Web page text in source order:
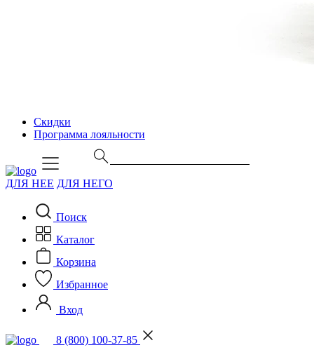
Скидки
Программа лояльности
ДЛЯ НЕЕ ДЛЯ НЕГО
Поиск
Каталог
Корзина
Избранное
Вход
8 (800) 100-37-85